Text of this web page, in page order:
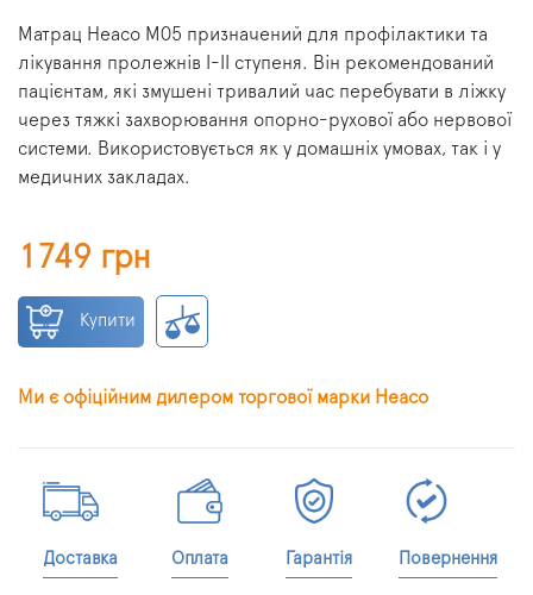
Матрац Heaco M05 призначений для профілактики та
лікування пролежнів І-ІІ ступеня. Він рекомендований
пацієнтам, які змушені тривалий час перебувати в ліжку
через тяжкі захворювання опорно-рухової або нервової
системи. Використовується як у домашніх умовах, так і у
медичних закладах.
1749 грн
Купити
Ми є офіційним дилером торгової марки Heaco
Доставка Оплата Гарантія Повернення